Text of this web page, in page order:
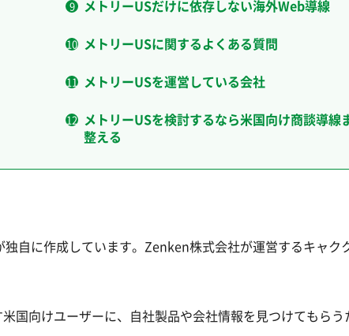
メトリーUSだけに依存しない海外Web導線
メトリーUSに関するよくある質問
メトリーUSを運営している会社
メトリーUSを検討するなら米国向け商談導線
整える
自に作成しています。Zenken株式会社が運営するキャク
国向けユーザーに、自社製品や会社情報を見つけてもらう